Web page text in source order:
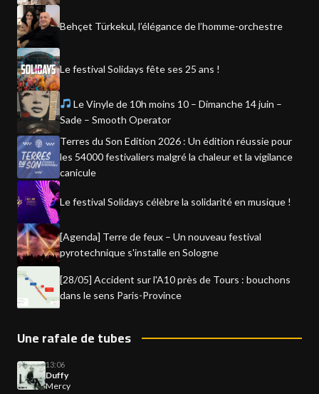
Behçet Türkekul, l’élégance de l’homme-orchestre
Le festival Solidays fête ses 25 ans !
Le Vinyle de 10h moins 10 – Dimanche 14 juin –
Sade – Smooth Operator
Terres du Son Edition 2026 : Un édition réussie pour
les 54000 festivaliers malgré la chaleur et la vigilance
canicule
Le festival Solidays célèbre la solidarité en musique !
[Agenda] Terre de feux – Un nouveau festival
pyrotechnique s'installe en Sologne
[28/05] Accident sur l'A10 près de Tours : bouchons
dans le sens Paris-Province
Une rafale de tubes
13:06
Duffy
Mercy